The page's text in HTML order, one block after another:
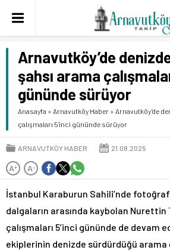
Arnavutköy’de
şahsı arama
gününde sürüyor
Anasayfa » Arnavutköy Haber » Arnavutköy’de
çalışmaları 5’inci gününde sürüyor
ARNAVUTKÖY HABER 21.08.2025
A+ A-
İstanbul Karaburun Sahili’nde
dalgaların arasında kaybolan Nurettin
çalışmaları 5’inci gününde de devam
ekiplerinin denizde sürdürdüğü arama